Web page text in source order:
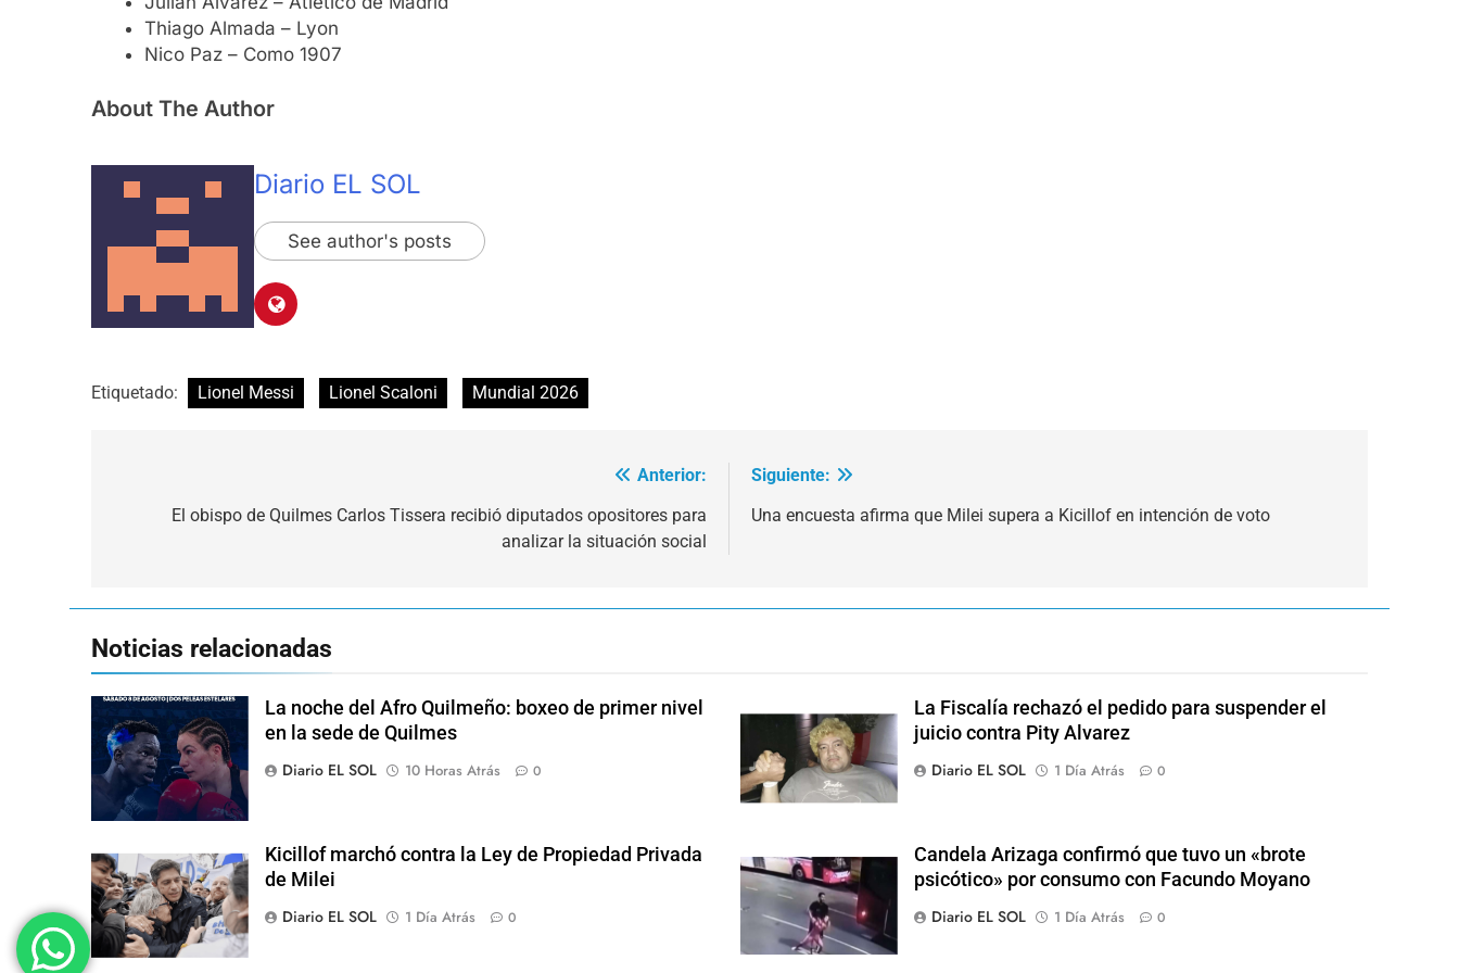
Thiago Almada – Lyon
Nico Paz – Como 1907
About The Author
Diario EL SOL
See author's posts
Etiquetado: Lionel Messi Lionel Scaloni Mundial 2026
Anterior:
El obispo de Quilmes Carlos Tissera recibió diputados opositores para
analizar la situación social
Siguiente:
Una encuesta afirma que Milei supera a Kicillof en intención de voto
Noticias relacionadas
La noche del Afro Quilmeño: boxeo de primer nivel
en la sede de Quilmes
Diario EL SOL
10 Horas Atrás 0
La Fiscalía rechazó el pedido para suspender el
juicio contra Pity Alvarez
Diario EL SOL
1 Día Atrás 0
Kicillof marchó contra la Ley de Propiedad Privada
de Milei
Diario EL SOL
1 Día Atrás 0
Candela Arizaga confirmó que tuvo un «brote
psicótico» por consumo con Facundo Moyano
Diario EL SOL
1 Día Atrás 0